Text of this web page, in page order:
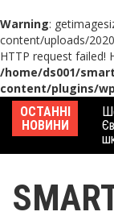
Warning:
content/uploads/
HTTP request failed!
/home/ds001/
content/plugins/
Skip
content
ОСТАННІ
НОВИНИ
нагородження
народного